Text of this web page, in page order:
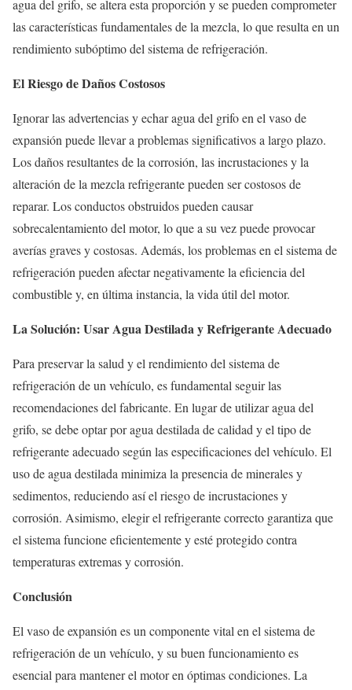
agua del grifo, se altera esta proporción y se pueden comprometer
las características fundamentales de la mezcla, lo que resulta en un
rendimiento subóptimo del sistema de refrigeración.
El Riesgo de Daños Costosos
Ignorar las advertencias y echar agua del grifo en el vaso de
expansión puede llevar a problemas significativos a largo plazo.
Los daños resultantes de la corrosión, las incrustaciones y la
alteración de la mezcla refrigerante pueden ser costosos de
reparar. Los conductos obstruidos pueden causar
sobrecalentamiento del motor, lo que a su vez puede provocar
averías graves y costosas. Además, los problemas en el sistema de
refrigeración pueden afectar negativamente la eficiencia del
combustible y, en última instancia, la vida útil del motor.
La Solución: Usar Agua Destilada y Refrigerante Adecuado
Para preservar la salud y el rendimiento del sistema de
refrigeración de un vehículo, es fundamental seguir las
recomendaciones del fabricante. En lugar de utilizar agua del
grifo, se debe optar por agua destilada de calidad y el tipo de
refrigerante adecuado según las especificaciones del vehículo. El
uso de agua destilada minimiza la presencia de minerales y
sedimentos, reduciendo así el riesgo de incrustaciones y
corrosión. Asimismo, elegir el refrigerante correcto garantiza que
el sistema funcione eficientemente y esté protegido contra
temperaturas extremas y corrosión.
Conclusión
El vaso de expansión es un componente vital en el sistema de
refrigeración de un vehículo, y su buen funcionamiento es
esencial para mantener el motor en óptimas condiciones. La